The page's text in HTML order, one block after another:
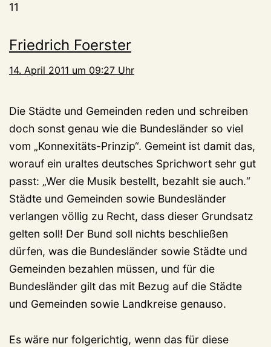
11
Friedrich Foerster
14. April 2011 um 09:27 Uhr
Die Städte und Gemeinden reden und schreiben
doch sonst genau wie die Bundesländer so viel
vom „Konnexitäts-Prinzip“. Gemeint ist damit das,
worauf ein uraltes deutsches Sprichwort sehr gut
passt: „Wer die Musik bestellt, bezahlt sie auch.“
Städte und Gemeinden sowie Bundesländer
verlangen völlig zu Recht, dass dieser Grundsatz
gelten soll! Der Bund soll nichts beschließen
dürfen, was die Bundesländer sowie Städte und
Gemeinden bezahlen müssen, und für die
Bundesländer gilt das mit Bezug auf die Städte
und Gemeinden sowie Landkreise genauso.
Es wäre nur folgerichtig, wenn das für diese